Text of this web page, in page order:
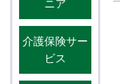
ニア
介護保険サー
ビス